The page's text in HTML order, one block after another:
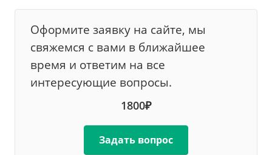
Оформите заявку на сайте, мы
свяжемся с вами в ближайшее
время и ответим на все
интересующие вопросы.
1800₽
Задать вопрос